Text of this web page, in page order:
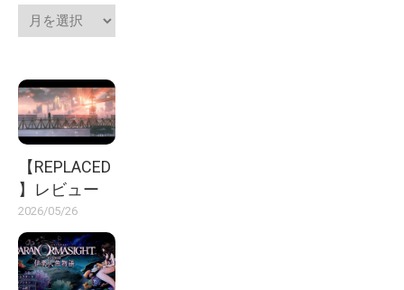
【REPLACED
】レビュー
2026/05/26